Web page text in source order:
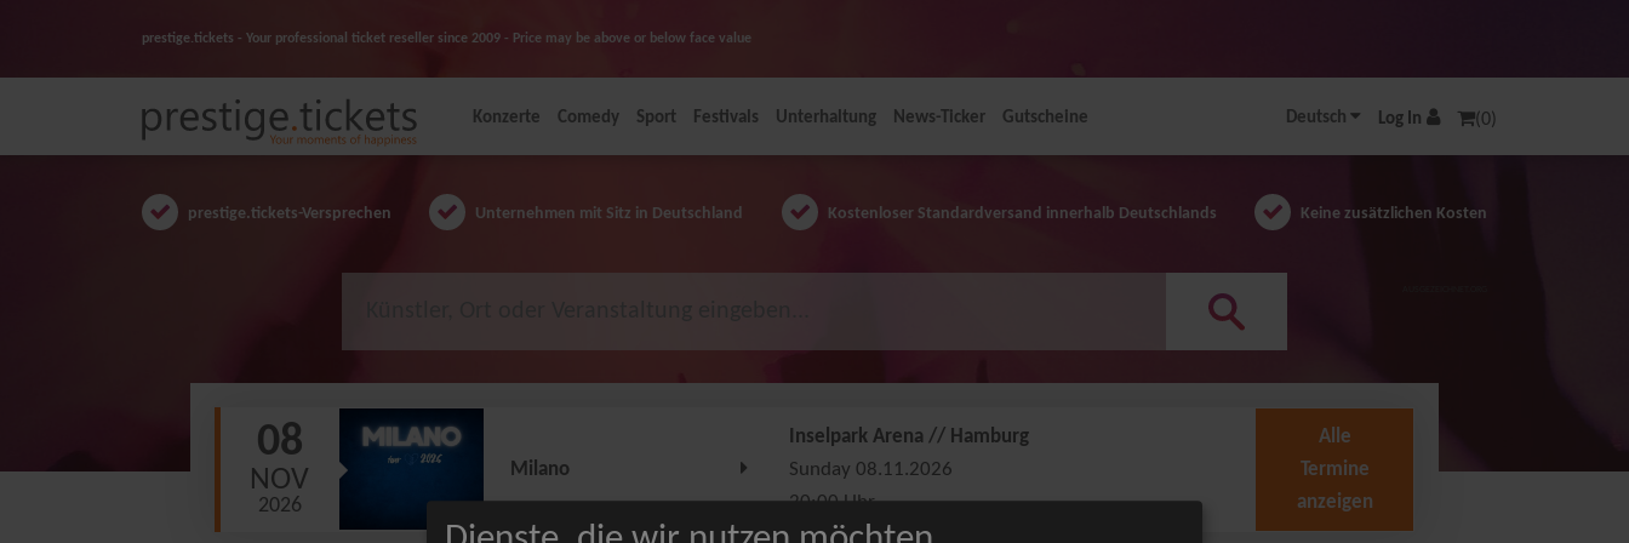
prestige.tickets - Your professional ticket reseller since 2009 - Price may be above or below face value
Deutsch Log In (0)
Konzerte Comedy Sport Festivals Unterhaltung News-Ticker Gutscheine
prestige.tickets-Versprechen Unternehmen mit Sitz in Deutschland Kostenloser Standardversand innerhalb Deutschlands Keine zusätzlichen Kosten
08
NOV
2026
Milano
Inselpark Arena // Hamburg
Sunday 08.11.2026
20:00 Uhr
Alle
Termine
anzeigen